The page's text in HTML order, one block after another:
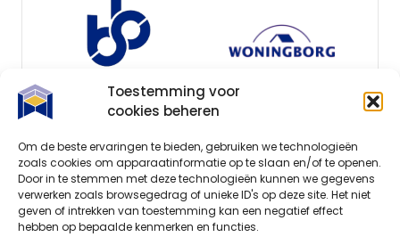
Toestemming voor
cookies beheren
Om de beste ervaringen te bieden, gebruiken we technologieën
zoals cookies om apparaatinformatie op te slaan en/of te openen.
Door in te stemmen met deze technologieën kunnen we gegevens
verwerken zoals browsegedrag of unieke ID's op deze site. Het niet
geven of intrekken van toestemming kan een negatief effect
hebben op bepaalde kenmerken en functies.